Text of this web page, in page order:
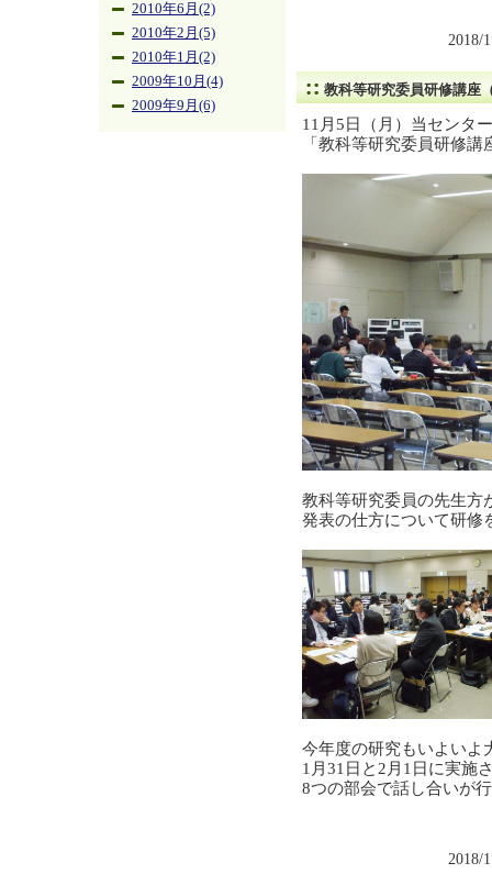
2010年6月(2)
2010年2月(5)
2010年1月(2)
2009年10月(4)
2009年9月(6)
2018/
教科等研究委員研修講座
11月5日（月）当センタ
「教科等研究委員研修
教科等研究委員の先生方
発表の仕方について研修
今年度の研究もいよいよ
1月31日と2月1日に実施
8つの部会で話し合いが
2018/